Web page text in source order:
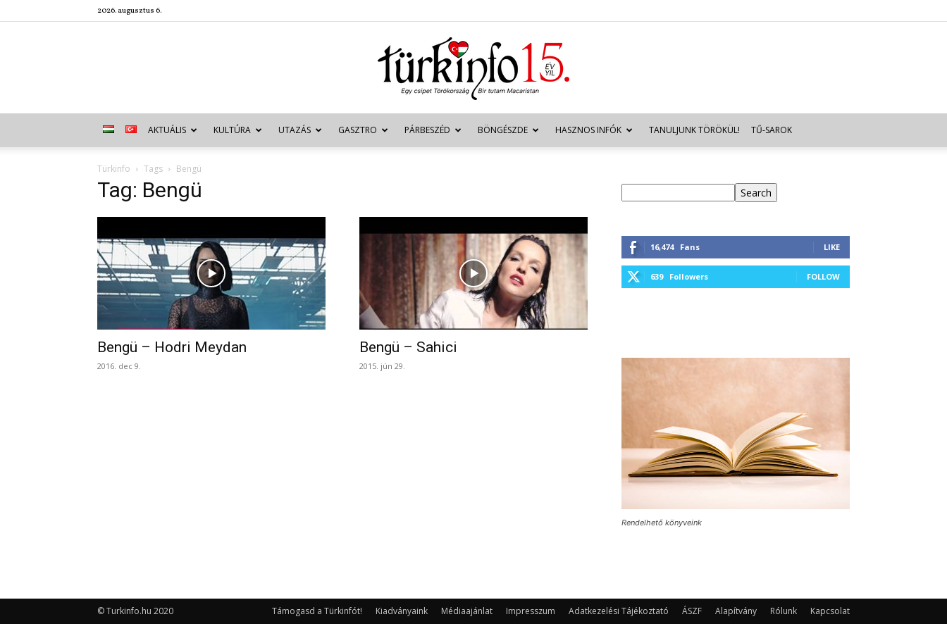
2026. augusztus 6.
Türkinfo
AKTUÁLIS KULTÚRA UTAZÁS GASZTRO PÁRBESZÉD BÖNGÉSZDE HASZNOS INFÓK TANULJUNK TÖRÖKÜL! TŰ-SAROK
Türkinfo Tags Bengü
Tag: Bengü
Bengü – Hodri Meydan
2016. dec 9.
Bengü – Sahici
2015. jún 29.
Search
16,474 Fans LIKE
639 Followers FOLLOW
Rendelhető könyveink
Támogasd a Türkinfót! Kiadványaink Médiaajánlat Impresszum Adatkezelési Tájékoztató ÁSZF Alapítvány Rólunk Kapcsolat
© Turkinfo.hu 2020